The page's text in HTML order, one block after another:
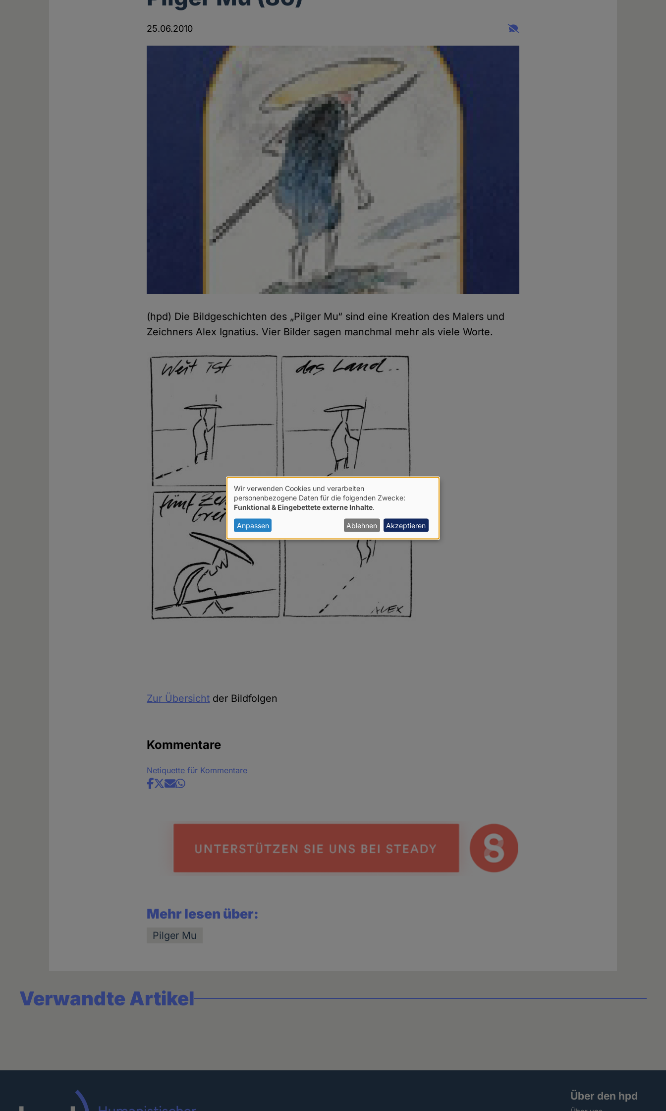
25.06.2010
(hpd) Die Bildgeschichten des „Pilger Mu“ sind eine Kreation des Malers und
Zeichners Alex Ignatius. Vier Bilder sagen manchmal mehr als viele Worte.
Zur Übersicht der Bildfolgen
Kommentare
Netiquette für Kommentare
Share
Mehr lesen über:
Pilger Mu
Verwandte Artikel
Über den hpd
Verwendung
von
personenbezogenen
Daten
und
Cookies
Wir verwenden Cookies und verarbeiten
personenbezogene Daten für die folgenden Zwecke:
Funktional & Eingebettete externe Inhalte.
Anpassen Ablehnen Akzeptieren